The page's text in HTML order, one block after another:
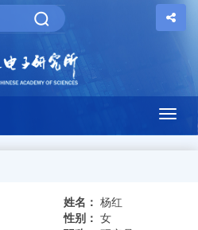
姓名： 杨红
性别： 女